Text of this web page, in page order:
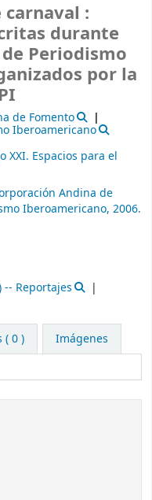
carnaval :
durante
Periodismo
por la
de Fomento
Iberoamericano
XXI. Espacios para el
Andina de
Iberoamericano, 2006.
Reportajes
( 0 ) Imágenes